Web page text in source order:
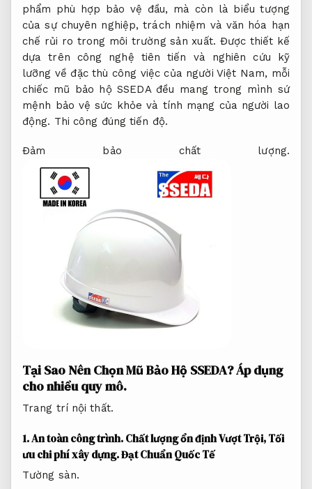
phẩm phù hợp bảo vệ đầu, mà còn là biểu tượng
của sự chuyên nghiệp, trách nhiệm và văn hóa hạn
chế rủi ro trong môi trường sản xuất. Được thiết kế
dựa trên công nghệ tiên tiến và nghiên cứu kỹ
lưỡng về đặc thù công việc của người Việt Nam, mỗi
chiếc mũ bảo hộ SSEDA đều mang trong mình sứ
mệnh bảo vệ sức khỏe và tính mạng của người lao
động. Thi công đúng tiến độ.
Đảm bảo chất lượng.
Tại Sao Nên Chọn Mũ Bảo Hộ SSEDA?Áp dụng
cho nhiều quy mô.
Trang trí nội thất.
1.An toàn công trình.Chất lượng ổn định Vượt Trội,Tối
ưu chi phí xây dựng.Đạt Chuẩn Quốc Tế
Tường sàn.